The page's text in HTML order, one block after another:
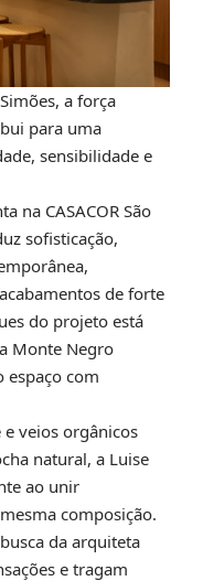
a força
para uma
sensibilidade e
na CASACOR São
sofisticação,
de forte
do projeto está
Monte Negro
espaço com
veios orgânicos
natural, a Luise
ao unir
composição.
da arquiteta
e tragam